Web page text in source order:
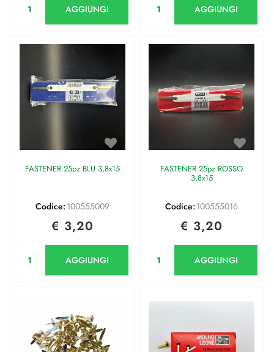
AGGIUNGI AGGIUNGI
FASTENER 25pz BLU 3,8x15
Codice: 100555009
€ 3,20
AGGIUNGI
FASTENER 25pz ROSSO
3,8x15
Codice: 100555016
€ 3,20
AGGIUNGI